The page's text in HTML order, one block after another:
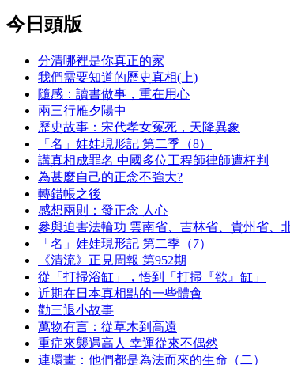
今日頭版
分清哪裡是你真正的家
我們需要知道的歷史真相(上)
隨感：讀書做事，重在用心
兩三行雁夕陽中
歷史故事：宋代孝女冤死，天降異象
「名」娃娃現形記 第二季（8）
講真相成罪名 中國多位工程師律師遭枉判
為甚麼自己的正念不強大?
轉錯帳之後
感想兩則：發正念 人心
參與迫害法輪功 雲南省、吉林省、貴州省、
「名」娃娃現形記 第二季（7）
《清流》正見周報 第952期
從「打掃浴缸」，悟到「打掃『欲』缸」
近期在日本真相點的一些體會
勸三退小故事
萬物有言：從草木到高遠
重症來襲遇高人 幸運從來不偶然
連環畫：他們都是為法而來的生命（二）